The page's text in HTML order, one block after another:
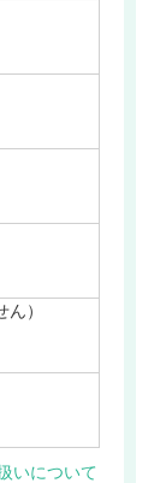
）
いについて